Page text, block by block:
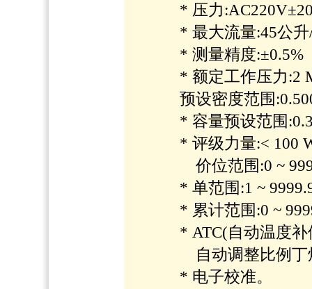
* 压力
* 最大流量:45公升
* 测量精度:±0.5%
* 额定工作压力:2
预设密度范围
* 容量预设范围:0.3
* 评级力量:< 100
价位范围:0 ~
* 单范围:1 ~
* 累计范围:0 ~
* ATC(自动温度补
自动调整比例丁
* 电子校准。